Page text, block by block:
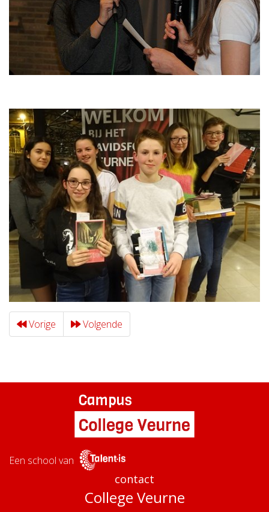
Vorige Volgende
Een school van
contact
College Veurne